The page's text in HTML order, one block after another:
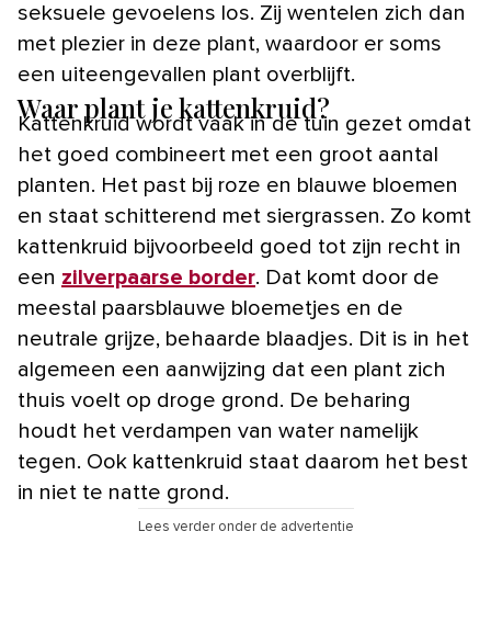
seksuele gevoelens los. Zij wentelen zich dan
met plezier in deze plant, waardoor er soms
een uiteengevallen plant overblijft.
Waar plant je kattenkruid?
Kattenkruid wordt vaak in de tuin gezet omdat
het goed combineert met een groot aantal
planten. Het past bij roze en blauwe bloemen
en staat schitterend met siergrassen. Zo komt
kattenkruid bijvoorbeeld goed tot zijn recht in
een zilverpaarse border. Dat komt door de
meestal paarsblauwe bloemetjes en de
neutrale grijze, behaarde blaadjes. Dit is in het
algemeen een aanwijzing dat een plant zich
thuis voelt op droge grond. De beharing
houdt het verdampen van water namelijk
tegen. Ook kattenkruid staat daarom het best
in niet te natte grond.
Lees verder onder de advertentie